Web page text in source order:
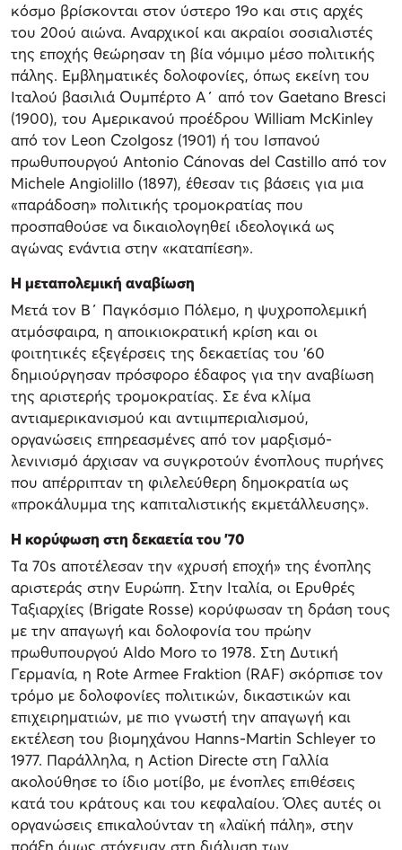
κόσμο βρίσκονται στον ύστερο 19ο και στις αρχές
του 20ού αιώνα. Αναρχικοί και ακραίοι σοσιαλιστές
της εποχής θεώρησαν τη βία νόμιμο μέσο πολιτικής
πάλης. Εμβληματικές δολοφονίες, όπως εκείνη του
Ιταλού βασιλιά Ουμπέρτο Α΄ από τον Gaetano Bresci
(1900), του Αμερικανού προέδρου William McKinley
από τον Leon Czolgosz (1901) ή του Ισπανού
πρωθυπουργού Antonio Cánovas del Castillo από τον
Michele Angiolillo (1897), έθεσαν τις βάσεις για μια
«παράδοση» πολιτικής τρομοκρατίας που
προσπαθούσε να δικαιολογηθεί ιδεολογικά ως
αγώνας ενάντια στην «καταπίεση».
Η μεταπολεμική αναβίωση
Μετά τον Β΄ Παγκόσμιο Πόλεμο, η ψυχροπολεμική
ατμόσφαιρα, η αποικιοκρατική κρίση και οι
φοιτητικές εξεγέρσεις της δεκαετίας του ’60
δημιούργησαν πρόσφορο έδαφος για την αναβίωση
της αριστερής τρομοκρατίας. Σε ένα κλίμα
αντιαμερικανισμού και αντιιμπεριαλισμού,
οργανώσεις επηρεασμένες από τον μαρξισμό-
λενινισμό άρχισαν να συγκροτούν ένοπλους πυρήνες
που απέρριπταν τη φιλελεύθερη δημοκρατία ως
«προκάλυμμα της καπιταλιστικής εκμετάλλευσης».
Η κορύφωση στη δεκαετία του ’70
Τα 70s αποτέλεσαν την «χρυσή εποχή» της ένοπλης
αριστεράς στην Ευρώπη. Στην Ιταλία, οι Ερυθρές
Ταξιαρχίες (Brigate Rosse) κορύφωσαν τη δράση τους
με την απαγωγή και δολοφονία του πρώην
πρωθυπουργού Aldo Moro το 1978. Στη Δυτική
Γερμανία, η Rote Armee Fraktion (RAF) σκόρπισε τον
τρόμο με δολοφονίες πολιτικών, δικαστικών και
επιχειρηματιών, με πιο γνωστή την απαγωγή και
εκτέλεση του βιομηχάνου Hanns-Martin Schleyer το
1977. Παράλληλα, η Action Directe στη Γαλλία
ακολούθησε το ίδιο μοτίβο, με ένοπλες επιθέσεις
κατά του κράτους και του κεφαλαίου. Όλες αυτές οι
οργανώσεις επικαλούνταν τη «λαϊκή πάλη», στην